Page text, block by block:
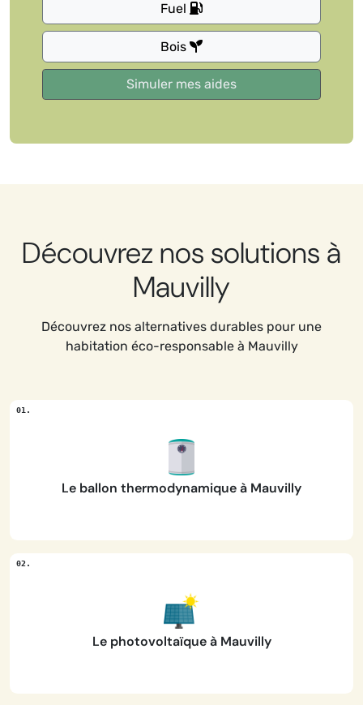
Fuel
Bois
Découvrez nos solutions à
Mauvilly
Découvrez nos alternatives durables pour une
habitation éco-responsable à Mauvilly
Le ballon thermodynamique à Mauvilly
Le photovoltaïque à Mauvilly